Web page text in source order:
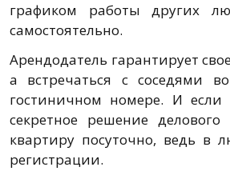
графиком работы других
самостоятельно.
Арендодатель гарантирует
а встречаться с соседями
гостиничном номере. И
секретное решение
квартиру посуточно, ведь в
регистрации.